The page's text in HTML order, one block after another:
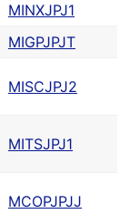
MINXJPJ1
MIGPJPJT
MISCJPJ2
MITSJPJ1
MCOPJPJJ